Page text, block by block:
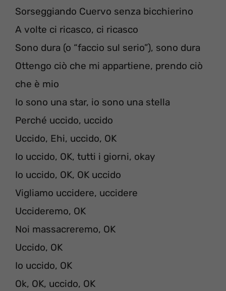
Sorseggiando Cuervo senza bicchierino
A volte ci ricasco, ci ricasco
Sono dura (o “faccio sul serio”), sono dura
Ottengo ciò che mi appartiene, prendo ciò
che è mio
Io sono una star, io sono una stella
Perché uccido, uccido
Uccido, Ehi, uccido, OK
Io uccido, OK, tutti i giorni, okay
Io uccido, OK, OK uccido
Vigliamo uccidere, uccidere
Uccideremo, OK
Noi massacreremo, OK
Uccido, OK
Io uccido, OK
Ok, OK, uccido, OK